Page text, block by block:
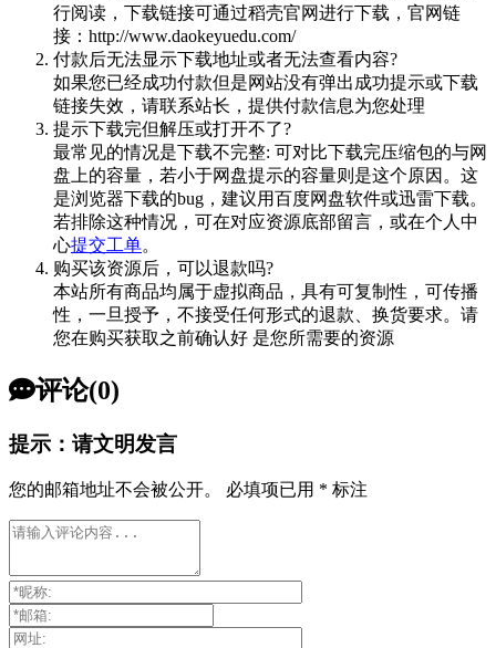
行阅读，下载链接可通过稻壳官网进行下载，官网链
接：http://www.daokeyuedu.com/
付款后无法显示下载地址或者无法查看内容?
如果您已经成功付款但是网站没有弹出成功提示或下载
链接失效，请联系站长，提供付款信息为您处理
提示下载完但解压或打开不了?
最常见的情况是下载不完整: 可对比下载完压缩包的与网
盘上的容量，若小于网盘提示的容量则是这个原因。这
是浏览器下载的bug，建议用百度网盘软件或迅雷下载。
若排除这种情况，可在对应资源底部留言，或在个人中
心提交工单。
购买该资源后，可以退款吗?
本站所有商品均属于虚拟商品，具有可复制性，可传播
性，一旦授予，不接受任何形式的退款、换货要求。请
您在购买获取之前确认好 是您所需要的资源
评论(0)
提示：请文明发言
您的邮箱地址不会被公开。 必填项已用 * 标注